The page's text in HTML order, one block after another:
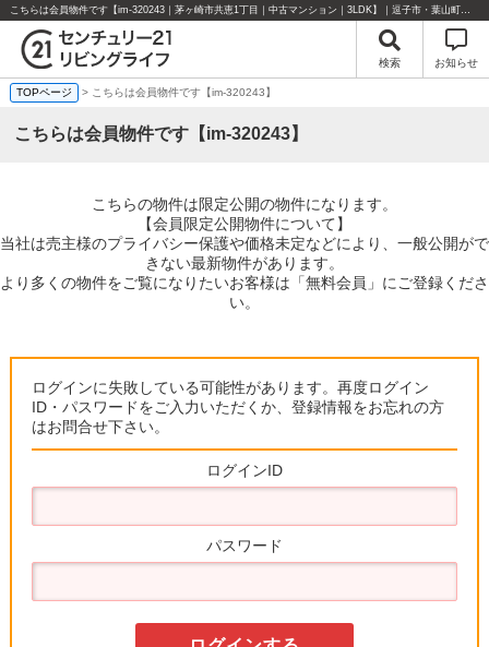
こちらは会員物件です【im-320243｜茅ヶ崎市共恵1丁目｜中古マンション｜3LDK】｜逗子市・葉山町・湘南エリアの不動産のことならセンチュリー21リビングライフにお任せください！
検索 お知らせ
TOPページ > こちらは会員物件です【im-320243】
こちらは会員物件です【im-320243】
こちらの物件は限定公開の物件になります。
【会員限定公開物件について】
当社は売主様のプライバシー保護や価格未定などにより、一般公開がで
きない最新物件があります。
より多くの物件をご覧になりたいお客様は「無料会員」にご登録くださ
い。
ログインに失敗している可能性があります。再度ログイン
ID・パスワードをご入力いただくか、登録情報をお忘れの方
はお問合せ下さい。
ログインID
パスワード